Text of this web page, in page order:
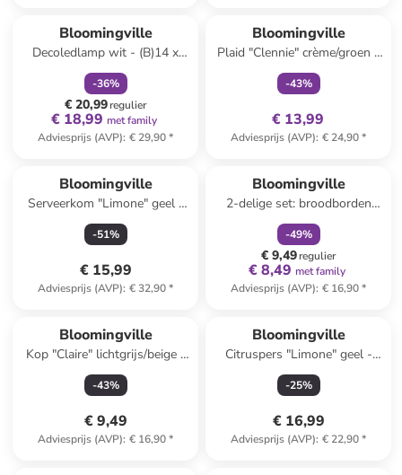
Bloomingville
Decoledlamp wit - (B)14 x
(H)15 x (D)12 cm
-36%
€ 20,99regulier
€ 18,99 met family
Adviesprijs (AVP): € 29,90*
Bloomingville
Plaid "Clennie" crème/groen -
(L)160 x (B)130 cm
-43%
€ 13,99
Adviesprijs (AVP): € 24,90*
Bloomingville
Serveerkom "Limone" geel -
(L)26 x (B)18 cm
-51%
€ 15,99
Adviesprijs (AVP): € 32,90*
Bloomingville
2-delige set: broodborden
"Yule" wit/rood/groen - Ø 12,5
cm
-49%
€ 9,49regulier
€ 8,49 met family
Adviesprijs (AVP): € 16,90*
Bloomingville
Kop "Claire" lichtgrijs/beige -
450 ml
-43%
€ 9,49
Adviesprijs (AVP): € 16,90*
Bloomingville
Citruspers "Limone" geel -
(L)15,5 x (B)10,5 cm
-25%
€ 16,99
Adviesprijs (AVP): € 22,90*